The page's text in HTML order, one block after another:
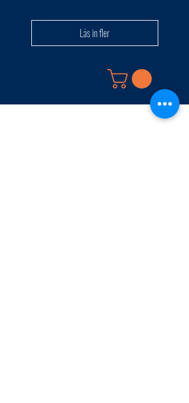
Läs in fler